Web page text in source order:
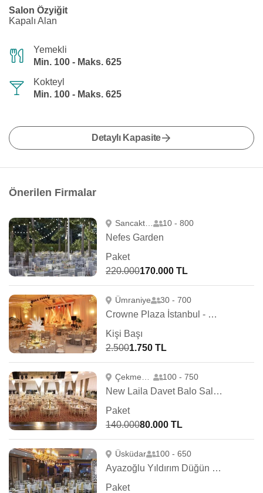
Salon Özyiğit
Kapalı Alan
Yemekli
Min. 100 - Maks. 625
Kokteyl
Min. 100 - Maks. 625
Detaylı Kapasite
Önerilen Firmalar
Sancaktepe 10 - 800
Nefes Garden
Paket
220.000170.000 TL
Ümraniye 30 - 700
Crowne Plaza İstanbul - OryaPark
Kişi Başı
2.5001.750 TL
100 - 750
New Laila Davet Balo Salonu
Paket
140.00080.000 TL
Üsküdar 100 - 650
Ayazoğlu Yıldırım Düğün Salonu
Paket